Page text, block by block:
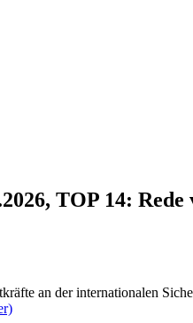
TOP 14:
an der internationalen